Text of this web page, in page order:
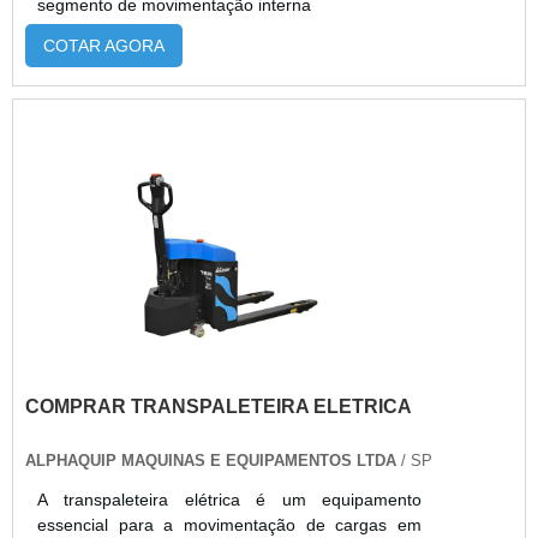
outros.EMPILHADEIRA TOYOTA 2500 KG
PREÇO JUSTO DE VERDADEA JIT Empilhadeiras
é uma empresa preocupada em desenvolver
produtos e serviços com a mais alta qualidade,
equipamentos, como também aperfeiçoar os
processos para minimizar o tempo de parada na
segmento de movimentação interna
COTAR AGORA
COMPRAR TRANSPALETEIRA ELETRICA
ALPHAQUIP MAQUINAS E EQUIPAMENTOS LTDA / SP
A transpaleteira elétrica é um equipamento
essencial para a movimentação de cargas em